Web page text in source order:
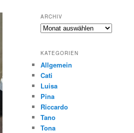
ARCHIV
Archiv
KATEGORIEN
Allgemein
Cati
Luisa
Pina
Riccardo
Tano
Tona